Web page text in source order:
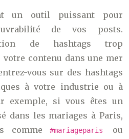
un outil puissant pour
de vos posts.
de hashtags trop
contenu dans une mer
vous sur des hashtags
à votre industrie ou à
exemple, si vous êtes un
dans les mariages à Paris,
comme#mariageparis ou